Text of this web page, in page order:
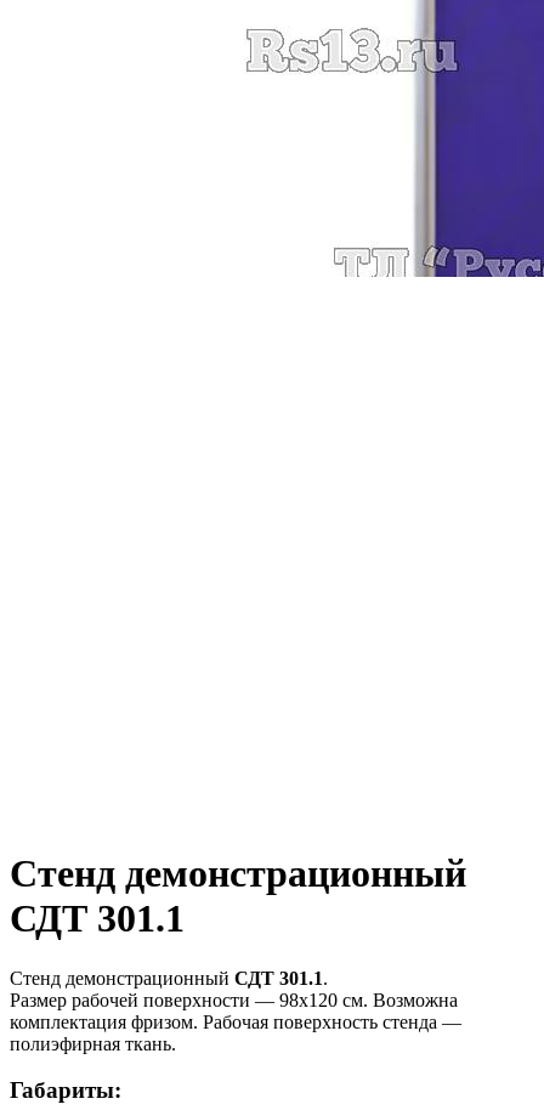
Стенд демонстрационный
СДТ 301.1
Стенд демонстрационный СДТ 301.1.
Размер рабочей поверхности — 98х120 см. Возможна
комплектация фризом. Рабочая поверхность стенда —
полиэфирная ткань.
Габариты: